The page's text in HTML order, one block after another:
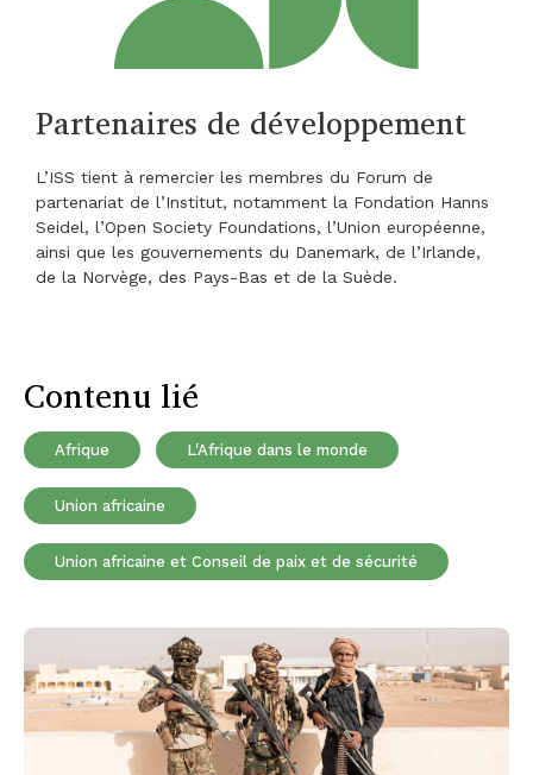
Partenaires de développement
L’ISS tient à remercier les membres du Forum de
partenariat de l’Institut, notamment la Fondation Hanns
Seidel, l’Open Society Foundations, l’Union européenne,
ainsi que les gouvernements du Danemark, de l’Irlande,
de la Norvège, des Pays-Bas et de la Suède.
Contenu lié
Afrique L'Afrique dans le monde
Union africaine
Union africaine et Conseil de paix et de sécurité